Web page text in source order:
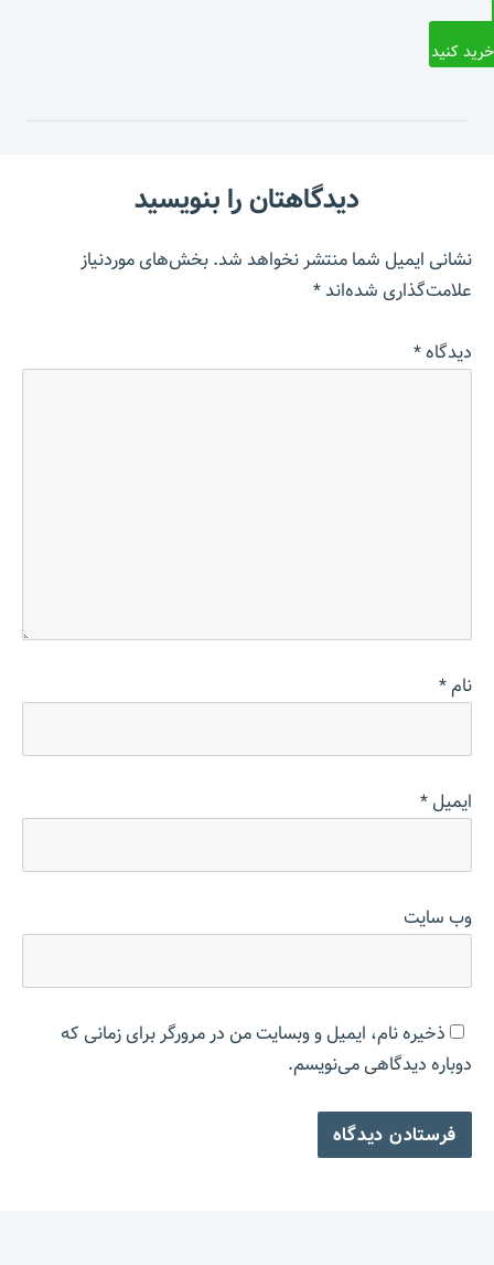
خرید کنید
دیدگاهتان را بنویسید
نشانی ایمیل شما منتشر نخواهد شد.بخش‌های موردنیاز
علامت‌گذاری شده‌اند*
دیدگاه*
نام*
ایمیل*
وب‌ سایت
ذخیره نام، ایمیل و وبسایت من در مرورگر برای زمانی که
دوباره دیدگاهی می‌نویسم.